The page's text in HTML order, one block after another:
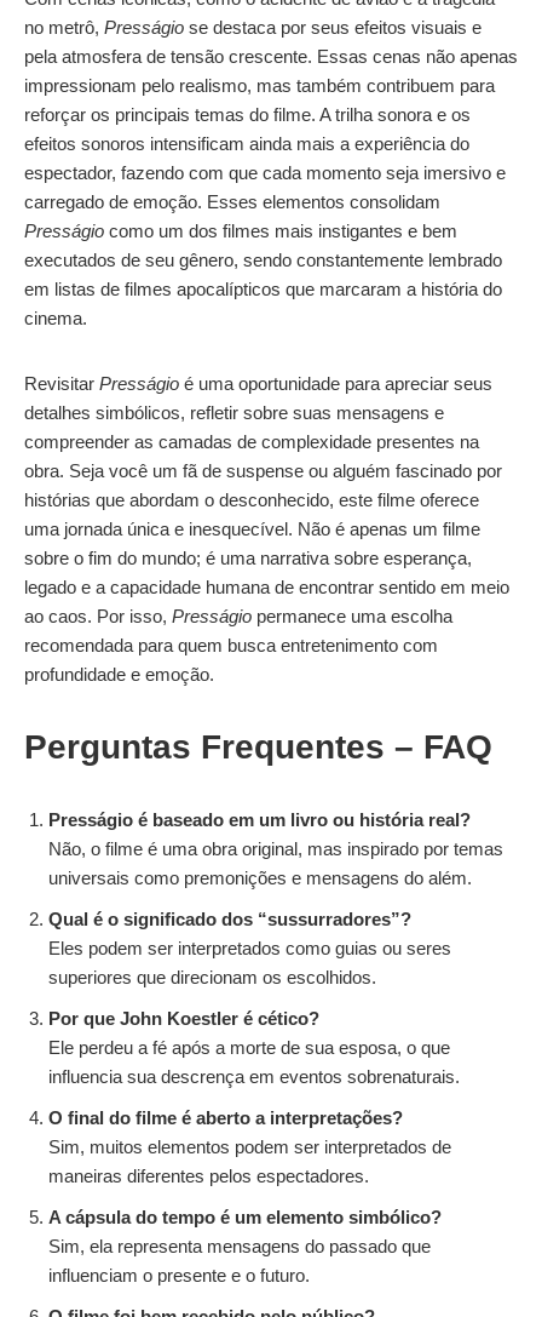
no metrô, Presságio se destaca por seus efeitos visuais e
pela atmosfera de tensão crescente. Essas cenas não apenas
impressionam pelo realismo, mas também contribuem para
reforçar os principais temas do filme. A trilha sonora e os
efeitos sonoros intensificam ainda mais a experiência do
espectador, fazendo com que cada momento seja imersivo e
carregado de emoção. Esses elementos consolidam
Presságio como um dos filmes mais instigantes e bem
executados de seu gênero, sendo constantemente lembrado
em listas de filmes apocalípticos que marcaram a história do
cinema.
Revisitar Presságio é uma oportunidade para apreciar seus
detalhes simbólicos, refletir sobre suas mensagens e
compreender as camadas de complexidade presentes na
obra. Seja você um fã de suspense ou alguém fascinado por
histórias que abordam o desconhecido, este filme oferece
uma jornada única e inesquecível. Não é apenas um filme
sobre o fim do mundo; é uma narrativa sobre esperança,
legado e a capacidade humana de encontrar sentido em meio
ao caos. Por isso, Presságio permanece uma escolha
recomendada para quem busca entretenimento com
profundidade e emoção.
Perguntas Frequentes – FAQ
Presságio é baseado em um livro ou história real?
Não, o filme é uma obra original, mas inspirado por temas
universais como premonições e mensagens do além.
Qual é o significado dos “sussurradores”?
Eles podem ser interpretados como guias ou seres
superiores que direcionam os escolhidos.
Por que John Koestler é cético?
Ele perdeu a fé após a morte de sua esposa, o que
influencia sua descrença em eventos sobrenaturais.
O final do filme é aberto a interpretações?
Sim, muitos elementos podem ser interpretados de
maneiras diferentes pelos espectadores.
A cápsula do tempo é um elemento simbólico?
Sim, ela representa mensagens do passado que
influenciam o presente e o futuro.